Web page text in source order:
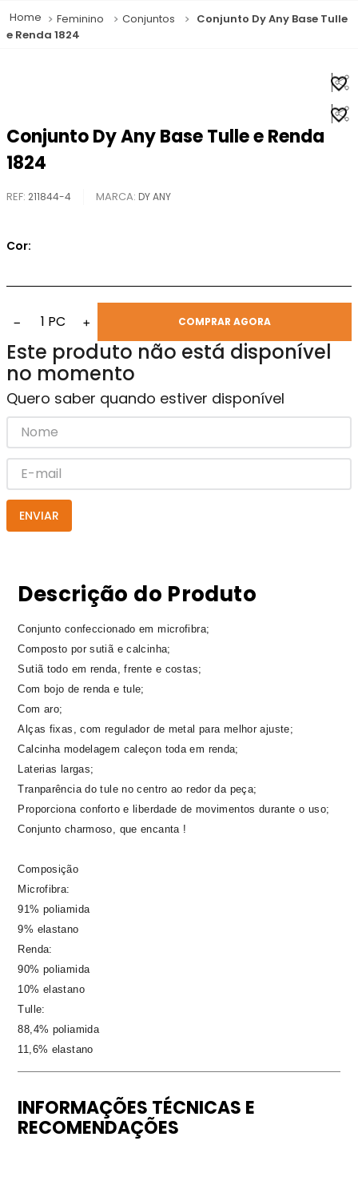
Feminino Conjuntos
Conjunto Dy Any Base Tulle
e Renda 1824
Conjunto Dy Any Base Tulle e Renda
1824
REF: 211844-4 DY ANY
Cor:
− 1 PC + COMPRAR AGORA
Este produto não está disponível
no momento
Quero saber quando estiver disponível
ENVIAR
Descrição do Produto
Conjunto confeccionado em microfibra;
Composto por sutiã e calcinha;
Sutiã todo em renda, frente e costas;
Com bojo de renda e tule;
Com aro;
Alças fixas, com regulador de metal para melhor ajuste;
Calcinha modelagem caleçon toda em renda;
Laterias largas;
Tranparência do tule no centro ao redor da peça;
Proporciona conforto e liberdade de movimentos durante o uso;
Conjunto charmoso, que encanta !
Composição
Microfibra:
91% poliamida
9% elastano
Renda:
90% poliamida
10% elastano
Tulle:
88,4% poliamida
11,6% elastano
INFORMAÇÕES TÉCNICAS E
RECOMENDAÇÕES